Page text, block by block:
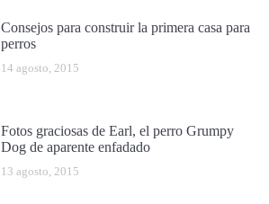
Consejos para construir la primera casa para
perros
14 agosto, 2015
Fotos graciosas de Earl, el perro Grumpy
Dog de aparente enfadado
13 agosto, 2015